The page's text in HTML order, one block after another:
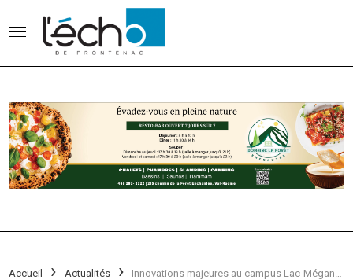
Accueil Actualités